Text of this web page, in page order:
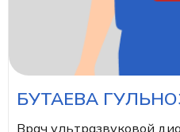
БУТАЕВА
Врач ультразвуковой